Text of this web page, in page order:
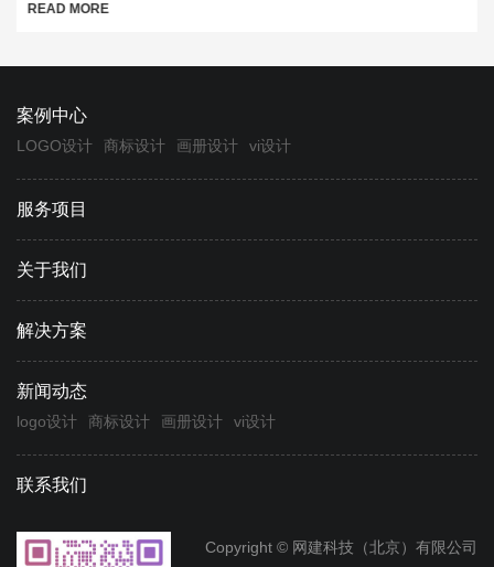
READ MORE
案例中心
LOGO设计 商标设计 画册设计 vi设计
服务项目
关于我们
解决方案
新闻动态
logo设计 商标设计 画册设计 vi设计
联系我们
Copyright © 网建科技（北京）有限公司